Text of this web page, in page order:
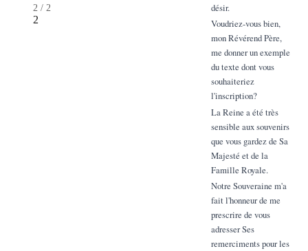
2 / 2
2
désir.
Voudriez-vous bien,
mon Révérend Père,
me donner un exemple
du texte dont vous
souhaiteriez
l'inscription?
La Reine a été très
sensible aux souvenirs
que vous gardez de Sa
Majesté et de la
Famille Royale.
Notre Souveraine m'a
fait l'honneur de me
prescrire de vous
adresser Ses
remerciments pour les